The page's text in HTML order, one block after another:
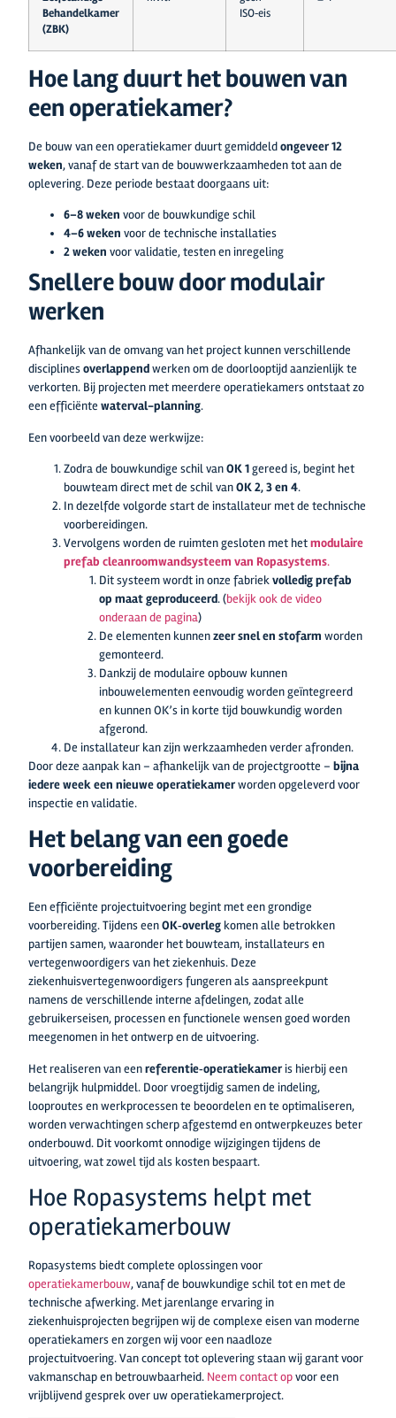
Behandelkamer
(ZBK)
ISO‑eis
Hoe lang duurt het bouwen van
een operatiekamer?
De bouw van een operatiekamer duurt gemiddeldongeveer 12
weken, vanaf de start van de bouwwerkzaamheden tot aan de
oplevering. Deze periode bestaat doorgaans uit:
6–8 weken voor de bouwkundige schil
4–6 weken voor de technische installaties
2 weken voor validatie, testen en inregeling
Snellere bouw door modulair
werken
Afhankelijk van de omvang van het project kunnen verschillende
disciplinesoverlappendwerken om de doorlooptijd aanzienlijk te
verkorten. Bij projecten met meerdere operatiekamers ontstaat zo
een efficiëntewaterval-planning.
Een voorbeeld van deze werkwijze:
Zodra de bouwkundige schil vanOK 1gereed is, begint het
bouwteam direct met de schil vanOK 2, 3 en 4.
In dezelfde volgorde start de installateur met de technische
voorbereidingen.
Vervolgens worden de ruimten gesloten met hetmodulaire
prefab cleanroomwandsysteem van Ropasystems.
Dit systeem wordt in onze fabriekvolledig prefab
op maat geproduceerd. (bekijk ook de video
onderaan de pagina)
De elementen kunnenzeer snel en stofarm worden
gemonteerd.
Dankzij de modulaire opbouw kunnen
inbouwelementen eenvoudig worden geïntegreerd
en kunnen OK’s in korte tijd bouwkundig worden
afgerond.
De installateur kan zijn werkzaamheden verder afronden.
Door deze aanpak kan – afhankelijk van de projectgrootte –bijna
iedere week een nieuwe operatiekamerworden opgeleverd voor
inspectie en validatie.
Het belang van een goede
voorbereiding
Een efficiënte projectuitvoering begint met een grondige
voorbereiding. Tijdens eenOK‑overleg komen alle betrokken
partijen samen, waaronder het bouwteam, installateurs en
vertegenwoordigers van het ziekenhuis. Deze
ziekenhuisvertegenwoordigers fungeren als aanspreekpunt
namens de verschillende interne afdelingen, zodat alle
gebruikerseisen, processen en functionele wensen goed worden
meegenomen in het ontwerp en de uitvoering.
Het realiseren van eenreferentie‑operatiekameris hierbij een
belangrijk hulpmiddel. Door vroegtijdig samen de indeling,
looproutes en werkprocessen te beoordelen en te optimaliseren,
worden verwachtingen scherp afgestemd en ontwerpkeuzes beter
onderbouwd. Dit voorkomt onnodige wijzigingen tijdens de
uitvoering, wat zowel tijd als kosten bespaart.
Hoe Ropasystems helpt met
operatiekamerbouw
Ropasystems biedt complete oplossingen voor
operatiekamerbouw, vanaf de bouwkundige schil tot en met de
technische afwerking. Met jarenlange ervaring in
ziekenhuisprojecten begrijpen wij de complexe eisen van moderne
operatiekamers en zorgen wij voor een naadloze
projectuitvoering. Van concept tot oplevering staan wij garant voor
vakmanschap en betrouwbaarheid. Neem contact opvoor een
vrijblijvend gesprek over uw operatiekamerproject.